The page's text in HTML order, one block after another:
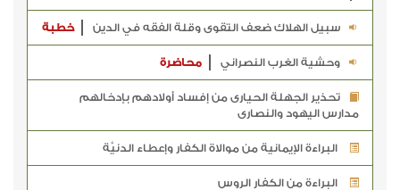
سبيل الهلاك ضعف التقوى وقلة الفقه في الدين خطبة
وحشية الغرب النصراني محاضرة
تحذير الجهلة الحيارى من إفساد أولادهم بإدخالهم
مدارس اليهود والنصارى
البراءة الإيمانية من موالاة الكفار وإعطاء الدنيَّة
البراءة من الكفار الروس